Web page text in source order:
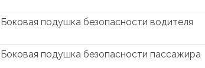
Боковая подушка безопасности водителя
Боковая подушка безопасности пассажира